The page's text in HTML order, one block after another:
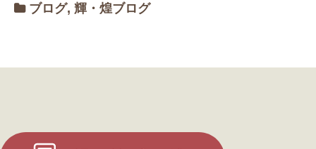
ブログ, 輝・煌ブログ